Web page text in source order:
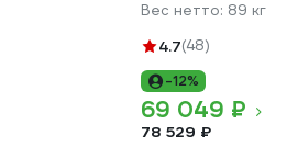
Вес нетто: 89 кг
4.7(48)
-12%
69 049 ₽
78 529 ₽